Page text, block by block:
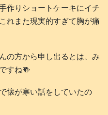
作りショートケーキにイチ
れまた現実的すぎて胸が痛
の方から申し出るとは、み
すね🍻
懐が寒い話をしていたの